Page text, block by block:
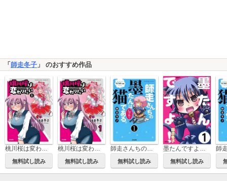
「 師走冬子 」 のおすすめ作品
桃川桜は変わりたい
無料試し読み
桃川桜は変わりたい（分冊版）
無料試し読み
師走さんちの墨たんは猫である。（分冊版）
無料試し読み
墨たんですよ！（分冊版）
無料試し読み